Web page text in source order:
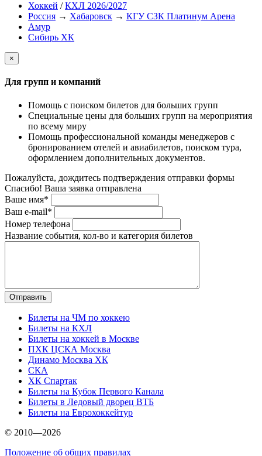
Хоккей /КХЛ 2026/2027
Россия → Хабаровск → КГУ СЗК Платинум Арена
Амур
Сибирь ХК
×
Для групп и компаний
Помощь с поиском билетов для больших групп
Специальные цены для больших групп на мероприятия
по всему миру
Помощь профессиональной команды менеджеров с
бронированием отелей и авиабилетов, поиском тура,
оформлением дополнительных документов.
Пожалуйста, дождитесь подтверждения отправки формы
Спасибо! Ваша заявка отправлена
Ваше имя*
Ваш e-mail*
Номер телефона
Название события, кол-во и категория билетов
Билеты на ЧМ по хоккею
Билеты на КХЛ
Билеты на хоккей в Москве
ПХК ЦСКА Москва
Динамо Москва ХК
СКА
ХК Спартак
Билеты на Кубок Первого Канала
Билеты в Ледовый дворец ВТБ
Билеты на Еврохоккейтур
© 2010—2026
Положение об общих правилах